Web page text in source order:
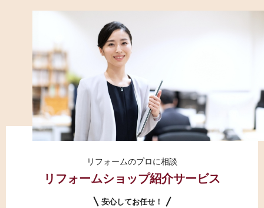
リフォームのプロに相談
リフォームショップ紹介サービス
安心してお任せ！